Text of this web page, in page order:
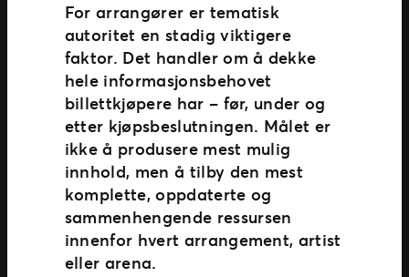
For arrangører er tematisk
autoritet en stadig viktigere
faktor. Det handler om å dekke
hele informasjonsbehovet
billettkjøpere har – før, under og
etter kjøpsbeslutningen. Målet er
ikke å produsere mest mulig
innhold, men å tilby den mest
komplette, oppdaterte og
sammenhengende ressursen
innenfor hvert arrangement, artist
eller arena.